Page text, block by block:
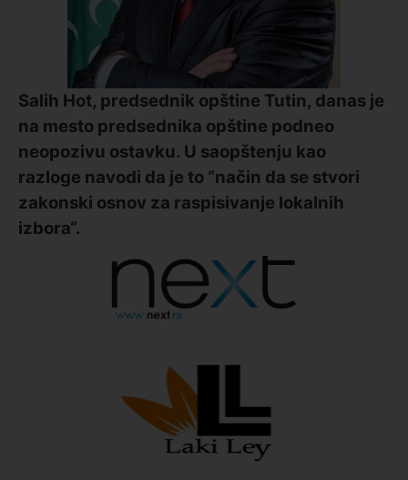
Salih Hot, predsednik opštine Tutin, danas je
na mesto predsednika opštine podneo
neopozivu ostavku. U saopštenju kao
razloge navodi da je to “način da se stvori
zakonski osnov za raspisivanje lokalnih
izbora“.